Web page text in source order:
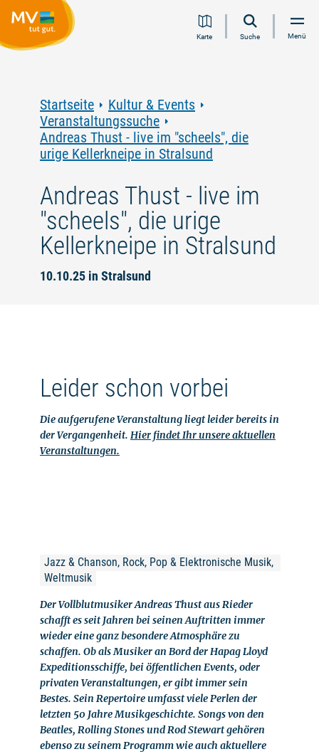
Inhalt
Navigation
Volltextsuche
FooterKarte Suche Menü
Startseite
Kultur & Events
Veranstaltungssuche
Andreas Thust - live im "scheels", die
urige Kellerkneipe in Stralsund
Andreas Thust - live im
"scheels", die urige
Kellerkneipe in Stralsund
10.10.25 in Stralsund
Leider schon vorbei
Die aufgerufene Veranstaltung liegt leider bereits in
der Vergangenheit. Hier findet Ihr unsere aktuellen
Veranstaltungen.
Jazz & Chanson, Rock, Pop & Elektronische Musik,
Weltmusik
Der Vollblutmusiker Andreas Thust aus Rieder
schafft es seit Jahren bei seinen Auftritten immer
wieder eine ganz besondere Atmosphäre zu
schaffen. Ob als Musiker an Bord der Hapag Lloyd
Expeditionsschiffe, bei öffentlichen Events, oder
privaten Veranstaltungen, er gibt immer sein
Bestes. Sein Repertoire umfasst viele Perlen der
letzten 50 Jahre Musikgeschichte. Songs von den
Beatles, Rolling Stones und Rod Stewart gehören
ebenso zu seinem Programm wie auch aktuellere